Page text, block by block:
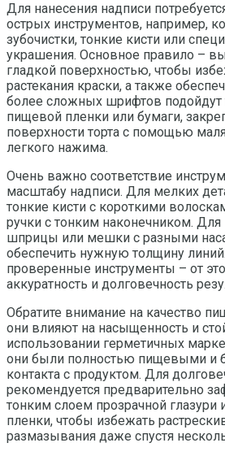
Для нанесения надписи
острых инструментов, например,
зубочистки, тонкие кисти или
украшения. Основное правило –
гладкой поверхностью, чтобы
растекания краски, а также
более сложных шрифтов подойдут
пищевой пленки или бумаги,
поверхности торта с помощью
легкого нажима.
Очень важно соответствие
масштабу надписи. Для мелких
тонкие кисти с короткими
ручки с тонким наконечником. Для
шприцы или мешки с разными
обеспечить нужную толщину
проверенные инструменты – от
аккуратность и долговечность
Обратите внимание на качество
они влияют на насыщенность и
использовании герметичных
они были полностью пищевыми и
контакта с продуктом. Для
рекомендуется предварительно
тонким слоем прозрачной глазури
пленки, чтобы избежать
размазывания даже спустя